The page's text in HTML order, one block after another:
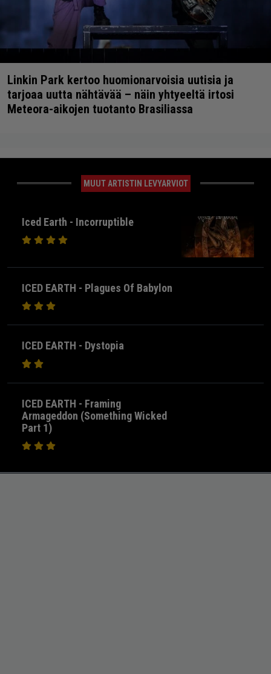
Linkin Park kertoo huomionarvoisia uutisia ja
tarjoaa uutta nähtävää – näin yhtyeeltä irtosi
Meteora-aikojen tuotanto Brasiliassa
MUUT ARTISTIN LEVYARVIOT
Iced Earth - Incorruptible
ICED EARTH - Plagues Of Babylon
ICED EARTH - Dystopia
ICED EARTH - Framing
Armageddon (Something Wicked
Part 1)